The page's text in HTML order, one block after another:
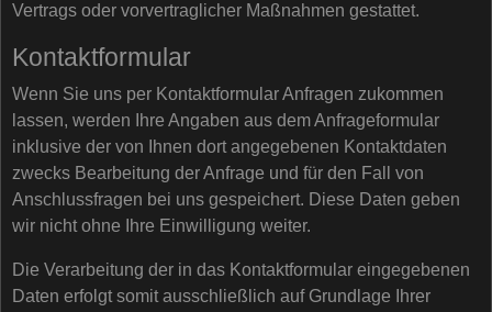
Vertrags oder vorvertraglicher Maßnahmen gestattet.
Kontaktformular
Wenn Sie uns per Kontaktformular Anfragen zukommen
lassen, werden Ihre Angaben aus dem Anfrageformular
inklusive der von Ihnen dort angegebenen Kontaktdaten
zwecks Bearbeitung der Anfrage und für den Fall von
Anschlussfragen bei uns gespeichert. Diese Daten geben
wir nicht ohne Ihre Einwilligung weiter.
Die Verarbeitung der in das Kontaktformular eingegebenen
Daten erfolgt somit ausschließlich auf Grundlage Ihrer